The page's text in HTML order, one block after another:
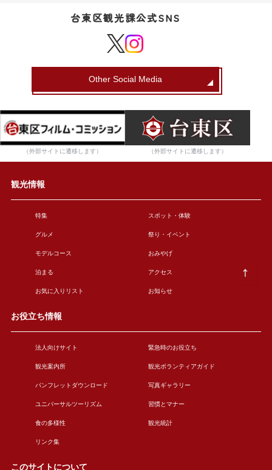
台東区観光課公式SNS
Other Social Media
（外部サイトに遷移します） （外部サイトに遷移します）
観光情報
特集 スポット・体験
グルメ 祭り・イベント
モデルコース おみやげ
泊まる アクセス
お気に入りリスト お知らせ
お役立ち情報
法人向けサイト 緊急時のお役立ち
観光案内所 観光ボランティアガイド
パンフレットダウンロード 写真ギャラリー
ユニバーサルツーリズム 習慣とマナー
食の多様性 観光統計
リンク集
このサイトについて